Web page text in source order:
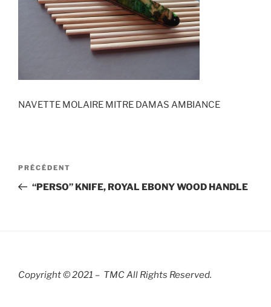
NAVETTE MOLAIRE MITRE DAMAS AMBIANCE
Navigation
l’article
Article
précédent
PRÉCÉDENT
“PERSO” KNIFE, ROYAL EBONY WOOD HANDLE
Copyright © 2021 – TMC All Rights Reserved.